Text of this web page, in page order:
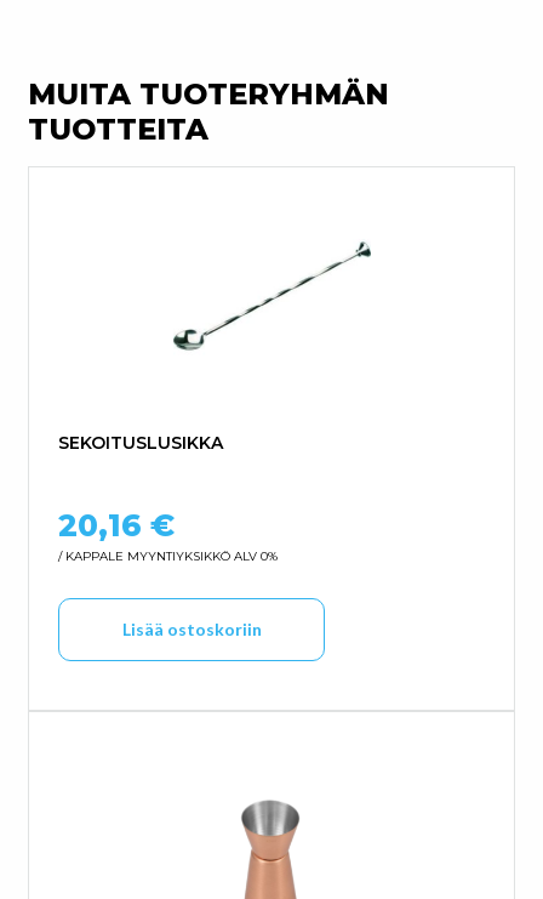
MUITA TUOTERYHMÄN
TUOTTEITA
SEKOITUSLUSIKKA
20,16 €
/ KAPPALE MYYNTIYKSIKKÖ ALV 0%
Lisää ostoskoriin